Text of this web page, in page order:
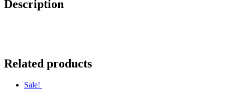
Description
Related products
Sale!